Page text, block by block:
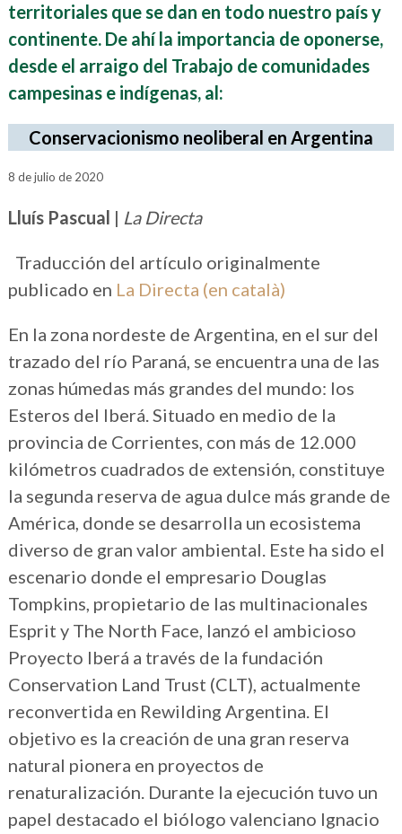
territoriales que se dan en todo nuestro país y
continente. De ahí la importancia de oponerse,
desde el arraigo del Trabajo de comunidades
campesinas e indígenas, al:
Conservacionismo neoliberal en Argentina
8 de julio de 2020
Lluís Pascual | La Directa
Traducción del artículo originalmente
publicado en La Directa (en català)
En la zona nordeste de Argentina, en el sur del
trazado del río Paraná, se encuentra una de las
zonas húmedas más grandes del mundo: los
Esteros del Iberá. Situado en medio de la
provincia de Corrientes, con más de 12.000
kilómetros cuadrados de extensión, constituye
la segunda reserva de agua dulce más grande de
América, donde se desarrolla un ecosistema
diverso de gran valor ambiental. Este ha sido el
escenario donde el empresario Douglas
Tompkins, propietario de las multinacionales
Esprit y The North Face, lanzó el ambicioso
Proyecto Iberá a través de la fundación
Conservation Land Trust (CLT), actualmente
reconvertida en Rewilding Argentina. El
objetivo es la creación de una gran reserva
natural pionera en proyectos de
renaturalización. Durante la ejecución tuvo un
papel destacado el biólogo valenciano Ignacio